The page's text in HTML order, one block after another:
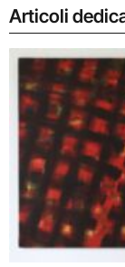
Articoli